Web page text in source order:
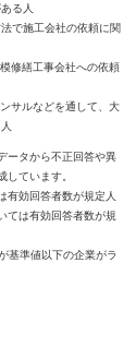
る人
で施工会社の依頼に関
修繕工事会社への依頼
サルなどを通して、大
ータから不正回答や異
ています。
有効回答者数が規定人
ては有効回答者数が規
基準値以下の企業がラ